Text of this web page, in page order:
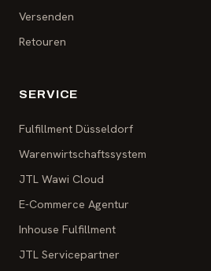
Versenden
Retouren
SERVICE
Fulfillment Düsseldorf
Warenwirtschaftssystem
JTL Wawi Cloud
E-Commerce Agentur
Inhouse Fulfillment
JTL Servicepartner